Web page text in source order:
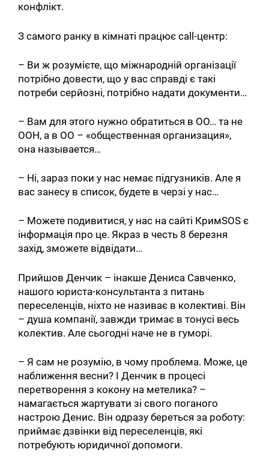
конфлікт.
З самого ранку в кімнаті працює call-центр:
– Ви ж розумієте, що міжнародній організації
потрібно довести, що у вас справді є такі
потреби серйозні, потрібно надати документи…
– Вам для этого нужно обратиться в ОО… та не
ООН, а в ОО – «общественная организация»,
она называется…
– Ні, зараз поки у нас немає підгузників. Але я
вас занесу в список, будете в черзі у нас…
– Можете подивитися, у нас на сайті КримSOS є
інформація про це. Якраз в честь 8 березня
захід, зможете відвідати…
Прийшов Денчик – інакше Дениса Савченко,
нашого юриста-консультанта з питань
переселенців, ніхто не називає в колективі. Він
– душа компанії, завжди тримає в тонусі весь
колектив. Але сьогодні наче не в гуморі.
– Я сам не розумію, в чому проблема. Може, це
наближення весни? І Денчик в процесі
перетворення з кокону на метелика? –
намагається жартувати зі свого поганого
настрою Денис. Він одразу береться за роботу:
приймає дзвінки від переселенців, які
потребують юридичної допомоги.